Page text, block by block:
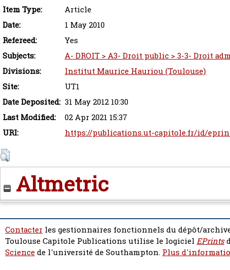
Item Type:
Article
Date:
1 May 2010
Refereed:
Yes
Subjects:
A- DROIT > A3- Droit public > 3-3- Droit
Divisions:
Institut Maurice Hauriou (Toulouse)
Site:
UT1
Date Deposited: 31 May 2012 10:30
Last Modified:
02 Apr 2021 15:37
URI:
https://publications.ut-capitole.fr/id/
Altmetric
Contacter les gestionnaires fonctionnels du dépôt/
Toulouse Capitole Publications utilise le logiciel EPrints
Sciencede l'université de Southampton. Plus